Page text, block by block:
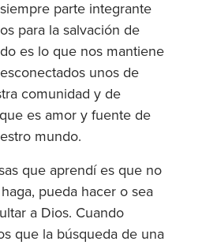
parte integrante
para la salvación de
es lo que nos mantiene
unos de
comunidad y de
es amor y fuente de
mundo.
que aprendí es que no
pueda hacer o sea
a Dios. Cuando
que la búsqueda de una